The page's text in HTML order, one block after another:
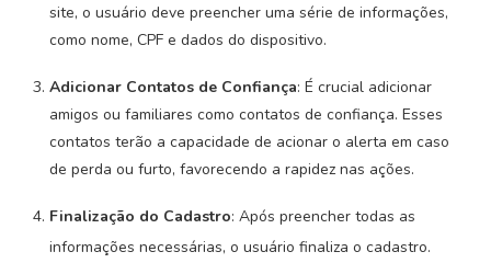
site, o usuário deve preencher uma série de informações,
como nome, CPF e dados do dispositivo.
Adicionar Contatos de Confiança: É crucial adicionar
amigos ou familiares como contatos de confiança. Esses
contatos terão a capacidade de acionar o alerta em caso
de perda ou furto, favorecendo a rapidez nas ações.
Finalização do Cadastro: Após preencher todas as
informações necessárias, o usuário finaliza o cadastro.